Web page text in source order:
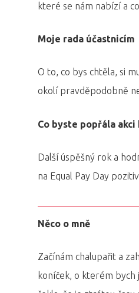
které se nám nabízí a
Moje rada účastnicím
O to, co bys chtěla, si
okolí pravděpodobně
Co byste popřála akci
Další úspěšný rok a
na Equal Pay Day
Něco o mně
Začínám chalupařit a
koníček, o kterém